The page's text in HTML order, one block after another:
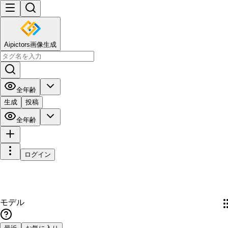
Aipictors画像生成
全年齢
生成
投稿
全年齢
ログイン
モデル